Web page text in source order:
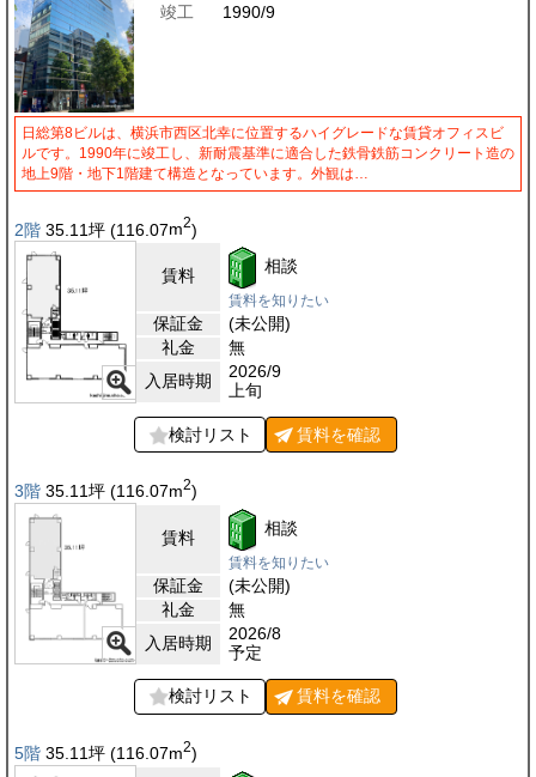
竣工
1990/9
日総第8ビルは、横浜市西区北幸に位置するハイグレードな賃貸オフィスビ
ルです。1990年に竣工し、新耐震基準に適合した鉄骨鉄筋コンクリート造の
地上9階・地下1階建て構造となっています。外観は…
2階 35.11坪 (116.07m2)
賃料 相談
賃料を知りたい
保証金
(未公開)
礼金
無
入居時期
2026/9
上旬
検討リスト 賃料を確認
3階 35.11坪 (116.07m2)
賃料 相談
賃料を知りたい
保証金
(未公開)
礼金
無
入居時期
2026/8
予定
検討リスト 賃料を確認
5階 35.11坪 (116.07m2)